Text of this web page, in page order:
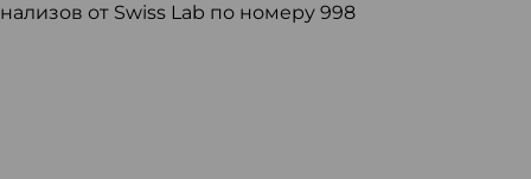
от Swiss Lab по номеру 998